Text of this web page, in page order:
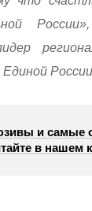
и самые
в нашем